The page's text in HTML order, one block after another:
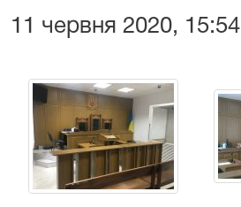
11 червня 2020, 15:54